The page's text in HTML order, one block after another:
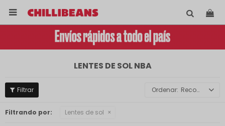

LENTES DE SOL NBA
Recomendados
Filtrando por: Lentes de sol